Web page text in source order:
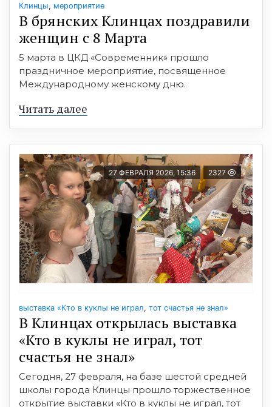
Клинцы, мероприятие
В брянских Клинцах поздравили
женщин с 8 Марта
5 марта в ЦКД «Современник» прошло
праздничное мероприятие, посвященное
Международному женскому дню.
Читать далее
27 ФЕВРАЛЯ 2026, 15:36 2327
выставка «Кто в куклы не играл, тот счастья не знал»
В Клинцах открылась выставка
«Кто в куклы не играл, тот
счастья не знал»
Сегодня, 27 февраля, на базе шестой средней
школы города Клинцы прошло торжественное
открытие выставки «Кто в куклы не играл, тот